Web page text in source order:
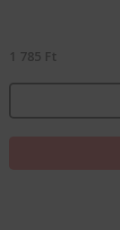
1 785 Ft